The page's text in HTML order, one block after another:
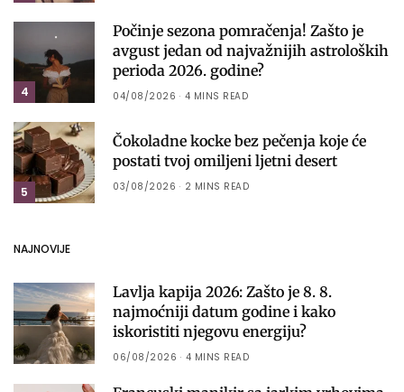
4
Počinje sezona pomračenja! Zašto je
avgust jedan od najvažnijih astroloških
perioda 2026. godine?
04/08/2026 4 MINS READ
5
Čokoladne kocke bez pečenja koje će
postati tvoj omiljeni ljetni desert
03/08/2026 2 MINS READ
NAJNOVIJE
Lavlja kapija 2026: Zašto je 8. 8.
najmoćniji datum godine i kako
iskoristiti njegovu energiju?
06/08/2026 4 MINS READ